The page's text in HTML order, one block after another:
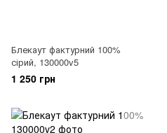
Блекаут фактурний 100%
сірий, 130000v5
1 250 грн